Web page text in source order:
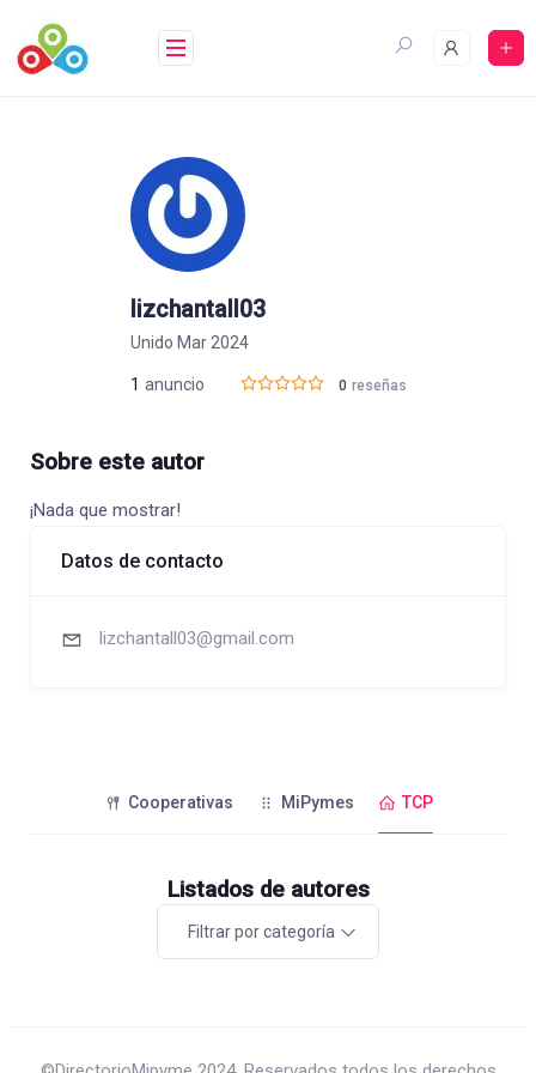
contenido
lizchantall03
Unido Mar 2024
1 anuncio 0 reseñas
Sobre este autor
¡Nada que mostrar!
Datos de contacto
lizchantall03@gmail.com
Cooperativas MiPymes TCP
Listados de autores
Filtrar por categoría